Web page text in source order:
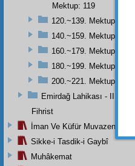
Mektup: 119
120.~139. Mektuplar
140.~159. Mektuplar
160.~179. Mektuplar
180.~199. Mektuplar
200.~221. Mektuplar
Emirdağ Lahikası - II
Fihrist
İman Ve Küfür Muvazeneleri
Sikke-i Tasdik-i Gaybî
Muhâkemat